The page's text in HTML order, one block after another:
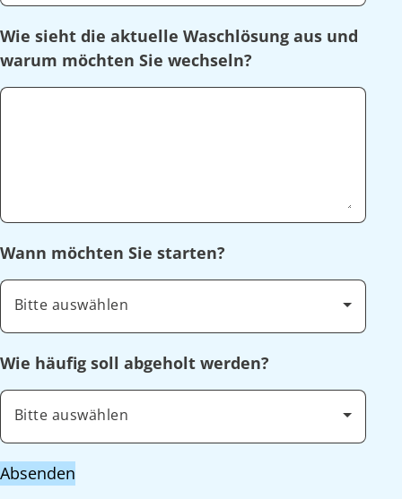
Wie sieht die aktuelle Waschlösung aus und
warum möchten Sie wechseln?
Wann möchten Sie starten?
Bitte auswählen
Wie häufig soll abgeholt werden?
Bitte auswählen
Absenden